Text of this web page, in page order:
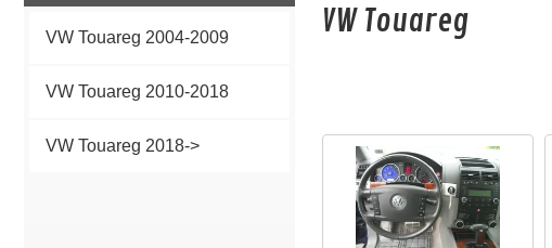
VW Touareg 2004-2009
VW Touareg 2010-2018
VW Touareg 2018->
VW Touareg